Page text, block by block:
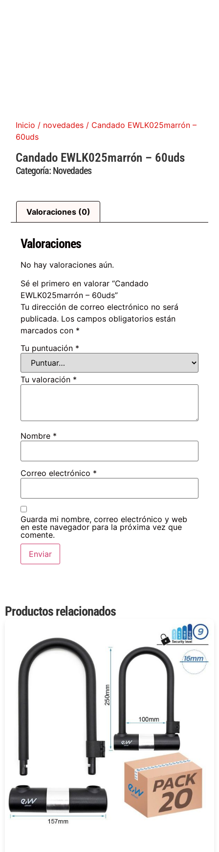
Inicio / novedades / Candado EWLK025marrón –
60uds
Candado EWLK025marrón – 60uds
Categoría: Novedades
Valoraciones (0)
Valoraciones
No hay valoraciones aún.
Sé el primero en valorar “Candado
EWLK025marrón – 60uds”
Tu dirección de correo electrónico no será
publicada. Los campos obligatorios están
marcados con *
Tu puntuación *
Tu valoración *
Nombre *
Correo electrónico *
Guarda mi nombre, correo electrónico y web
en este navegador para la próxima vez que
comente.
Productos relacionados